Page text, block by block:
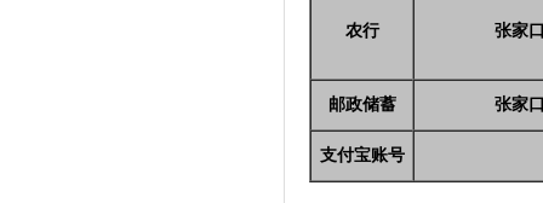
农行 张家
邮政储蓄 张家
支付宝账号